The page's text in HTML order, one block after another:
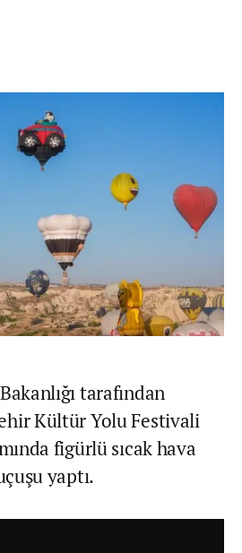
tarafından
Kültür Yolu Festivali
figürlü sıcak hava
yaptı.